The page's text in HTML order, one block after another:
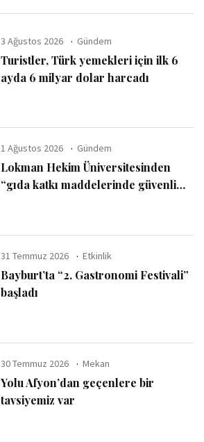
3 Ağustos 2026 Gündem
Turistler, Türk yemekleri için ilk 6
ayda 6 milyar dolar harcadı
1 Ağustos 2026 Gündem
Lokman Hekim Üniversitesinden
“gıda katkı maddelerinde güvenli
31 Temmuz 2026 Etkinlik
Bayburt’ta “2. Gastronomi Festivali”
başladı
30 Temmuz 2026 Mekan
Yolu Afyon’dan geçenlere bir
tavsiyemiz var